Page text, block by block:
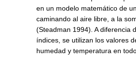
en un modelo matemático de
caminando al aire libre, a la
(Steadman 1994). A diferencia
índices, se utilizan los valores
humedad y temperatura en